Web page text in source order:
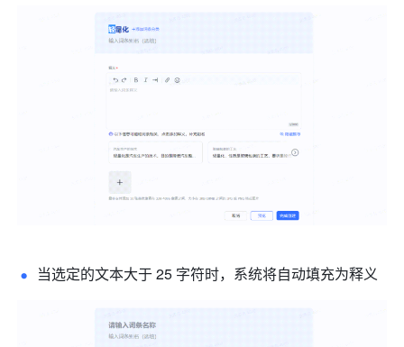
当选定的文本大于 25 字符时，系统将自动填充为释义